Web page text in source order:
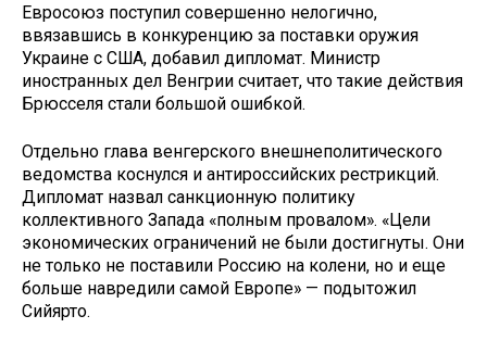
Евросоюз поступил совершенно нелогично,
ввязавшись в конкуренцию за поставки оружия
Украине с США, добавил дипломат. Министр
иностранных дел Венгрии считает, что такие действия
Брюсселя стали большой ошибкой.
Отдельно глава венгерского внешнеполитического
ведомства коснулся и антироссийских рестрикций.
Дипломат назвал санкционную политику
коллективного Запада «полным провалом». «Цели
экономических ограничений не были достигнуты. Они
не только не поставили Россию на колени, но и еще
больше навредили самой Европе» — подытожил
Сийярто.